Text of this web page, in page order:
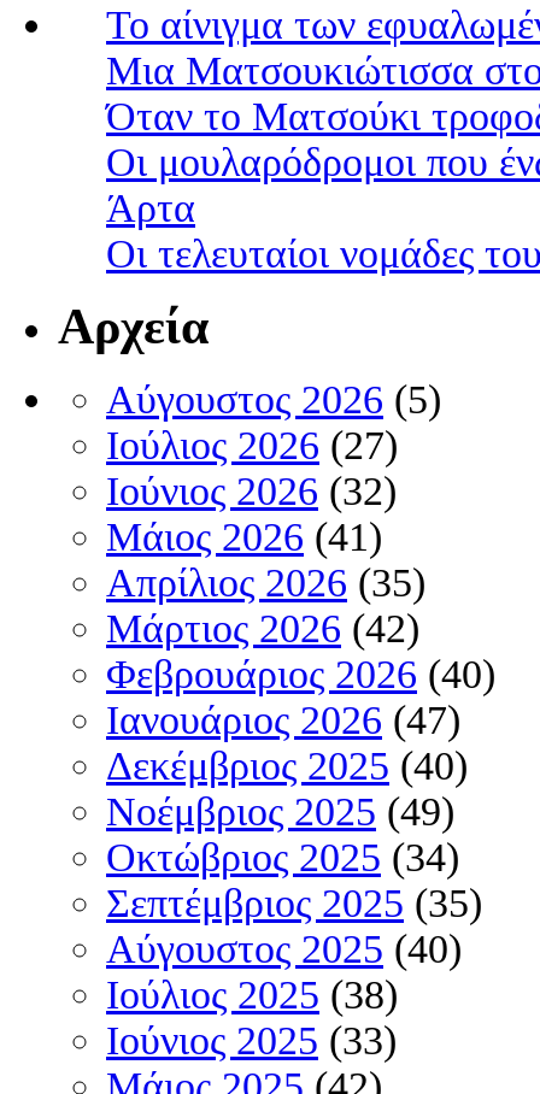
Το αίνιγμα των
Μια Ματσουκιώτισσα
Όταν το Ματσούκι
Οι μουλαρόδρομοι που
Άρτα
Οι τελευταίοι νομάδες
Αρχεία
Αύγουστος 2026 (5)
Ιούλιος 2026 (27)
Ιούνιος 2026 (32)
Μάιος 2026 (41)
Απρίλιος 2026 (35)
Μάρτιος 2026 (42)
Φεβρουάριος 2026 (40)
Ιανουάριος 2026 (47)
Δεκέμβριος 2025 (40)
Νοέμβριος 2025 (49)
Οκτώβριος 2025 (34)
Σεπτέμβριος 2025 (35)
Αύγουστος 2025 (40)
Ιούλιος 2025 (38)
Ιούνιος 2025 (33)